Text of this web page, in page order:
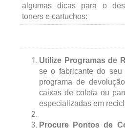
algumas dicas para o
toners e cartuchos:
Utilize Programas de
se o fabricante do seu
programa de
caixas de coleta ou
especializadas em
Procure Pontos de